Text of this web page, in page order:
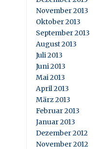
November 2013
Oktober 2013
September 2013
August 2013
Juli 2013
Juni 2013
Mai 2013
April 2013
März 2013
Februar 2013
Januar 2013
Dezember 2012
November 2012